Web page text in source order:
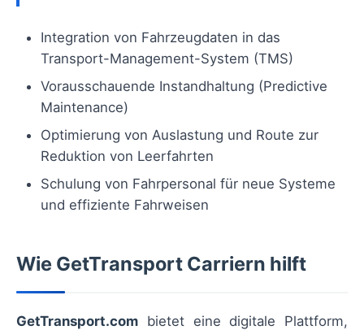
Integration von Fahrzeugdaten in das
Transport-Management-System (TMS)
Vorausschauende Instandhaltung (Predictive
Maintenance)
Optimierung von Auslastung und Route zur
Reduktion von Leerfahrten
Schulung von Fahrpersonal für neue Systeme
und effiziente Fahrweisen
Wie GetTransport Carriern hilft
GetTransport.com bietet eine digitale Plattform,